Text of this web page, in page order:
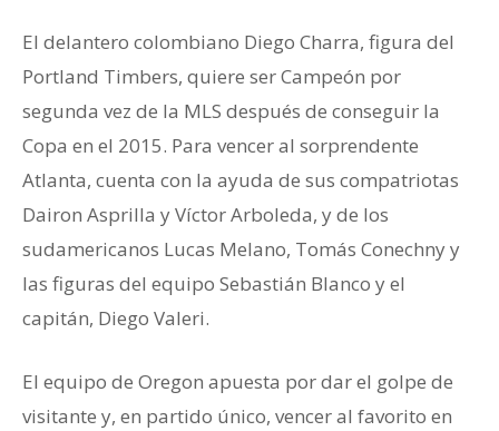
El delantero colombiano Diego Charra, figura del
Portland Timbers, quiere ser Campeón por
segunda vez de la MLS después de conseguir la
Copa en el 2015. Para vencer al sorprendente
Atlanta, cuenta con la ayuda de sus compatriotas
Dairon Asprilla y Víctor Arboleda, y de los
sudamericanos Lucas Melano, Tomás Conechny y
las figuras del equipo Sebastián Blanco y el
capitán, Diego Valeri.
El equipo de Oregon apuesta por dar el golpe de
visitante y, en partido único, vencer al favorito en